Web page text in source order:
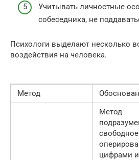
Учитывать личностные
собеседника, не
Психологи выделают несколько
воздействия на человека.
Метод
Метод
свободное
цифрами и